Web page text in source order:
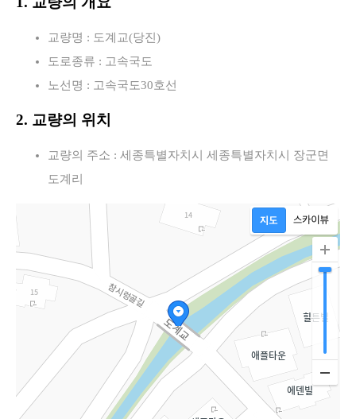
교량명 : 도계교(당진)
도로종류 : 고속국도
노선명 : 고속국도30호선
2. 교량의 위치
교량의 주소 : 세종특별자치시 세종특별자치시 장군면
도계리